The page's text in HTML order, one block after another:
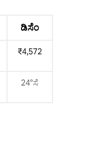
ಡಿಸೆಂ
₹4,572
24°ಸೆ